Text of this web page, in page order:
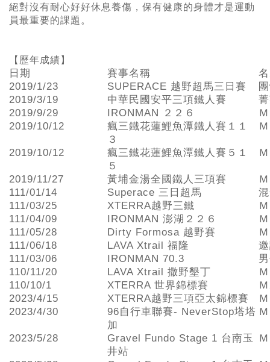
絕對沒有耐心好好休息養傷，保有健康的身體才是運動
員最重要的課題。
【歷年成績】
日期 賽事名稱
2019/1/23
SUPERACE 越野超馬三日賽
2019/3/19
中華民國安平三項鐵人賽
2019/9/29
IRONMAN ２２６
2019/10/12
瘋三鐵花蓮鯉魚潭鐵人賽１１
３
2019/10/12
瘋三鐵花蓮鯉魚潭鐵人賽５１
５
2019/11/27 黃埔金湯全國鐵人三項賽
111/01/14
Superace 三日超馬
111/03/25
XTERRA越野三鐵
111/04/09
IRONMAN 澎湖２２６
111/05/28
Dirty Formosa 越野賽
111/06/18
LAVA Xtrail 福隆
111/03/06
IRONMAN 70.3
110/11/20
LAVA Xtrail 撒野墾丁
110/10/1
XTERRA 世界錦標賽
2023/4/15
XTERRA越野三項亞太錦標賽
2023/4/30
96自行車聯賽- NeverStop塔塔
加
2023/5/28
Gravel Fundo Stage 1 台南玉
井站